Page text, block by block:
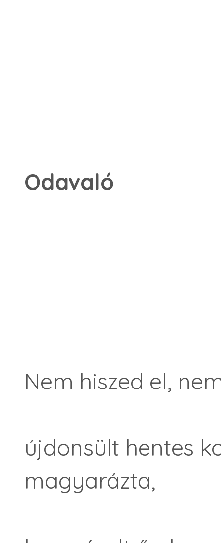
Odavaló
Nem hiszed el,
újdonsült hentes
magyarázta,